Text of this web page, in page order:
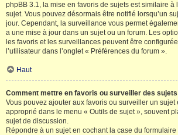
phpBB 3.1, la mise en favoris de sujets est similaire à
sujet. Vous pouvez désormais être notifié lorsqu’un
jour. Cependant, la surveillance vous permet
a une mise à jour dans un sujet ou un forum. Les
les favoris et les surveillances peuvent être
l’utilisateur dans l’onglet « Préférences du forum ».
Haut
Comment mettre en favoris ou surveiller des
Vous pouvez ajouter aux favoris ou surveiller un sujet
approprié dans le menu « Outils de sujet », souvent
sujet de discussion.
Répondre à un sujet en cochant la case du formulaire